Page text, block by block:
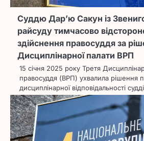
Суддю Дар’ю Сакун із
райсуду тимчасово
здійснення правосуддя за
Дисциплінарної палати ВРП
15 січня 2025 року Третя
правосуддя (ВРП) ухвалила рішення
дисциплінарної відповідальності